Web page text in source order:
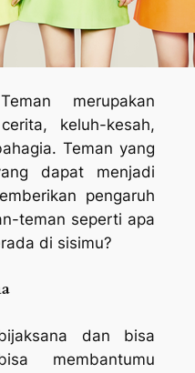
Teman merupakan
keluh-kesah,
Teman yang
dapat menjadi
pengaruh
teman seperti apa
di sisimu?
dan bisa
membantumu